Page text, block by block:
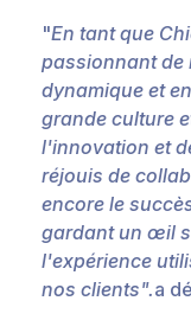
"En tant que
passionnant de
dynamique et
grande culture
l'innovation et
réjouis de
encore le
gardant un œil
l'expérience
nos clients".a